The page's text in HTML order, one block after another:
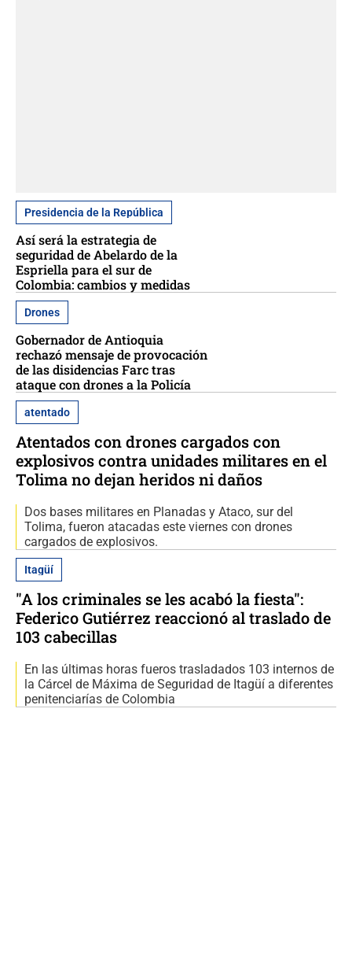
Presidencia de la República
Así será la estrategia de
seguridad de Abelardo de la
Espriella para el sur de
Colombia: cambios y medidas
Drones
Gobernador de Antioquia
rechazó mensaje de provocación
de las disidencias Farc tras
ataque con drones a la Policía
atentado
Atentados con drones cargados con
explosivos contra unidades militares en el
Tolima no dejan heridos ni daños
Dos bases militares en Planadas y Ataco, sur del
Tolima, fueron atacadas este viernes con drones
cargados de explosivos.
Itagüí
"A los criminales se les acabó la fiesta":
Federico Gutiérrez reaccionó al traslado de
103 cabecillas
En las últimas horas fueros trasladados 103 internos de
la Cárcel de Máxima de Seguridad de Itagüí a diferentes
penitenciarías de Colombia